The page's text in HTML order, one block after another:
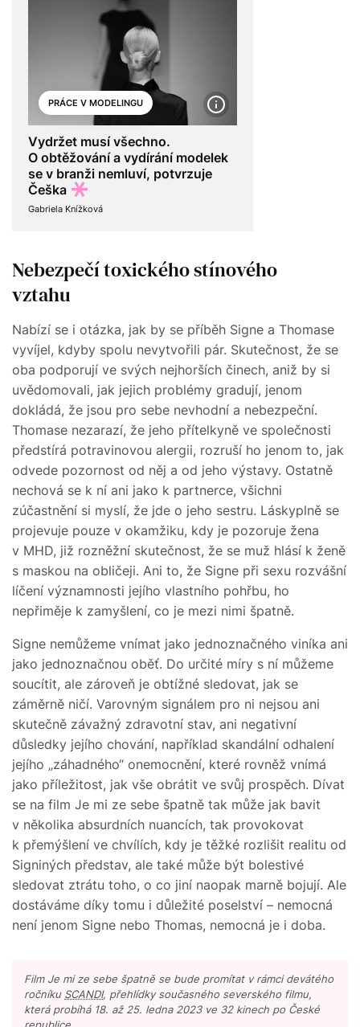
PRÁCE V MODELINGU
Vydržet musí všechno.
O obtěžování a vydírání modelek
se v branži nemluví, potvrzuje
Češka
Gabriela Knížková
Nebezpečí toxického stínového
vztahu
Nabízí se i otázka, jak by se příběh Signe a Thomase
vyvíjel, kdyby spolu nevytvořili pár. Skutečnost, že se
oba podporují ve svých nejhorších činech, aniž by si
uvědomovali, jak jejich problémy gradují, jenom
dokládá, že jsou pro sebe nevhodní a nebezpeční.
Thomase nezarazí, že jeho přítelkyně ve společnosti
předstírá potravinovou alergii, rozruší ho jenom to, jak
odvede pozornost od něj a od jeho výstavy. Ostatně
nechová se k ní ani jako k partnerce, všichni
zúčastnění si myslí, že jde o jeho sestru. Láskyplně se
projevuje pouze v okamžiku, kdy je pozoruje žena
v MHD, již rozněžní skutečnost, že se muž hlásí k ženě
s maskou na obličeji. Ani to, že Signe při sexu rozvášní
líčení významnosti jejího vlastního pohřbu, ho
nepřiměje k zamyšlení, co je mezi nimi špatně.
Signe nemůžeme vnímat jako jednoznačného viníka ani
jako jednoznačnou oběť. Do určité míry s ní můžeme
soucítit, ale zároveň je obtížné sledovat, jak se
záměrně ničí. Varovným signálem pro ni nejsou ani
skutečně závažný zdravotní stav, ani negativní
důsledky jejího chování, například skandální odhalení
jejího „záhadného“ onemocnění, které rovněž vnímá
jako příležitost, jak vše obrátit ve svůj prospěch. Dívat
se na film Je mi ze sebe špatně tak může jak bavit
v několika absurdních nuancích, tak provokovat
k přemýšlení ve chvílích, kdy je těžké rozlišit realitu od
Signiných představ, ale také může být bolestivé
sledovat ztrátu toho, o co jiní naopak marně bojují. Ale
dostáváme díky tomu i důležité poselství – nemocná
není jenom Signe nebo Thomas, nemocná je i doba.
Film Je mi ze sebe špatně se bude promítat v rámci devátého
ročníku SCANDI, přehlídky současného severského filmu,
která probíhá 18. až 25. ledna 2023 ve 32 kinech po České